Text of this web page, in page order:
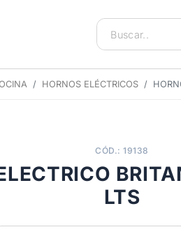
HORNOS ELÉCTRICOS
CÓD.: 19138
LTS